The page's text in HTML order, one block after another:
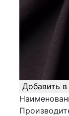
Добавить